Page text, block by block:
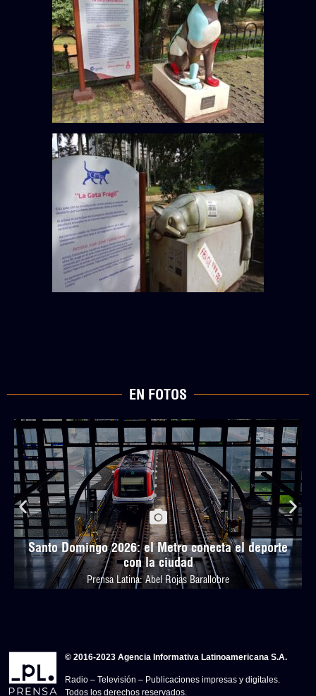
EN FOTOS
Santo Domingo 2026: el Metro conecta el deporte
con la ciudad
Prensa Latina: Abel Rojas Barallobre
© 2016-2023 Agencia Informativa Latinoamericana S.A.
Radio – Televisión – Publicaciones impresas y digitales.
Todos los derechos reservados.